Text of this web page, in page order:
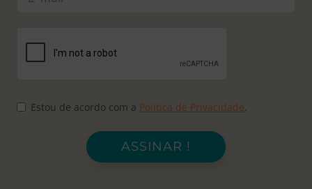
Estou de acordo com a Política de Privacidade.
ASSINAR !